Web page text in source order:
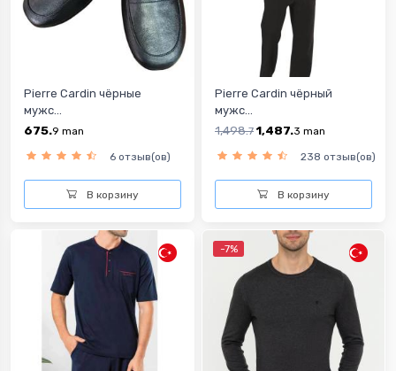
Pierre Cardin чёрные
мужс...
675.9 man
6 отзыв(ов)
В корзину
Pierre Cardin чёрный
мужс...
1,498.7 1,487.3 man
238 отзыв(ов)
В корзину
-7%